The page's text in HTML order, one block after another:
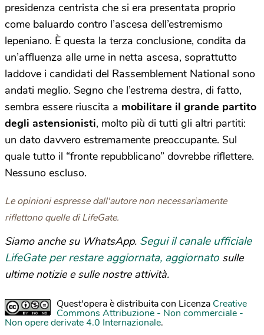
presidenza centrista che si era presentata proprio
come baluardo contro l’ascesa dell’estremismo
lepeniano. È questa la terza conclusione, condita da
un’affluenza alle urne in netta ascesa, soprattutto
laddove i candidati del Rassemblement National sono
andati meglio. Segno che l’estrema destra, di fatto,
sembra essere riuscita a mobilitare il grande partito
degli astensionisti, molto più di tutti gli altri partiti:
un dato davvero estremamente preoccupante. Sul
quale tutto il “fronte repubblicano” dovrebbe riflettere.
Nessuno escluso.
Le opinioni espresse dall'autore non necessariamente
riflettono quelle di LifeGate.
Siamo anche su WhatsApp. Segui il canale ufficiale
LifeGate per restare aggiornata, aggiornato sulle
ultime notizie e sulle nostre attività.
Quest'opera è distribuita con Licenza Creative
Commons Attribuzione - Non commerciale -
Non opere derivate 4.0 Internazionale.